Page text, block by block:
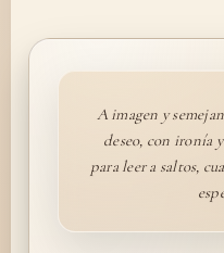
A imagen y
deseo, con ironía
para leer a saltos,